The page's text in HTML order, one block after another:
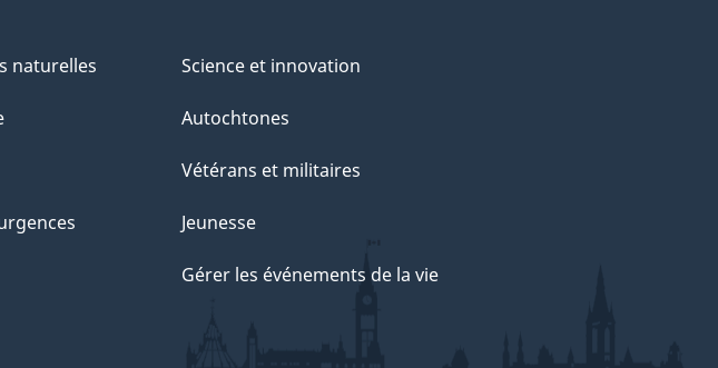
naturelles Science et innovation
Autochtones
Vétérans et militaires
Jeunesse
Gérer les événements de la vie